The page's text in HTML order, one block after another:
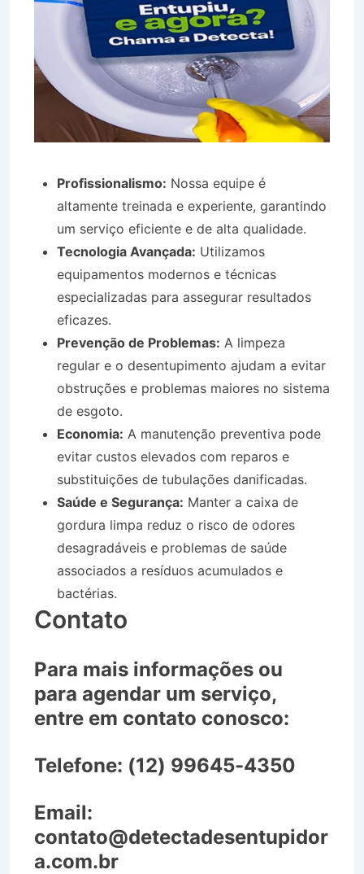
Profissionalismo: Nossa equipe é
altamente treinada e experiente, garantindo
um serviço eficiente e de alta qualidade.
Tecnologia Avançada: Utilizamos
equipamentos modernos e técnicas
especializadas para assegurar resultados
eficazes.
Prevenção de Problemas: A limpeza
regular e o desentupimento ajudam a evitar
obstruções e problemas maiores no sistema
de esgoto.
Economia: A manutenção preventiva pode
evitar custos elevados com reparos e
substituições de tubulações danificadas.
Saúde e Segurança: Manter a caixa de
gordura limpa reduz o risco de odores
desagradáveis e problemas de saúde
associados a resíduos acumulados e
bactérias.
Contato
Para mais informações ou
para agendar um serviço,
entre em contato conosco:
Telefone: (12) 99645-4350
Email:
contato@detectadesentupidor
a.com.br